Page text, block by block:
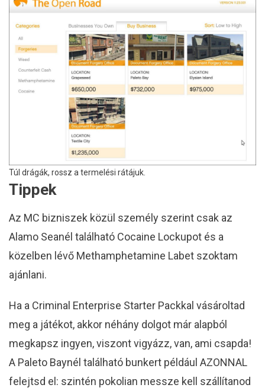
Túl drágák, rossz a termelési rátájuk.
Tippek
Az MC bizniszek közül személy szerint csak az
Alamo Seanél található Cocaine Lockupot és a
közelben lévő Methamphetamine Labet szoktam
ajánlani.
Ha a Criminal Enterprise Starter Packkal vásároltad
meg a játékot, akkor néhány dolgot már alapból
megkapsz ingyen, viszont vigyázz, van, ami csapda!
A Paleto Baynél található bunkert például AZONNAL
felejtsd el: szintén pokolian messze kell szállítanod